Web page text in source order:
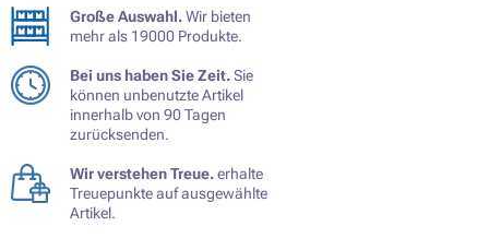
Große Auswahl.Wir bieten
mehr als 19000 Produkte.
Bei uns haben Sie Zeit.Sie
können unbenutzte Artikel
innerhalb von 90 Tagen
zurücksenden.
Wir verstehen Treue.erhalte
Treuepunkte auf ausgewählte
Artikel.